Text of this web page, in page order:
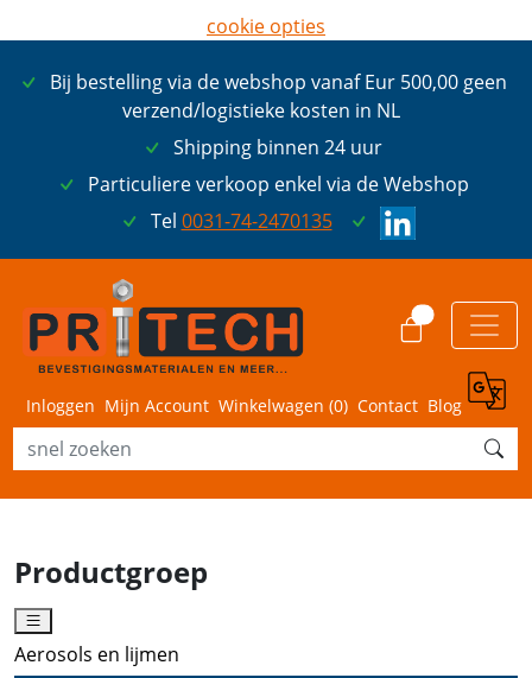
Bij bestelling via de webshop vanaf Eur 500,00 geen
verzend/logistieke kosten in NL
Shipping binnen 24 uur
Particuliere verkoop enkel via de Webshop
Tel 0031-74-2470135
Inloggen Mijn Account Winkelwagen (0) Contact Blog
Productgroep
Aerosols en lijmen
cookie opties
ik ga akkoord met cookies